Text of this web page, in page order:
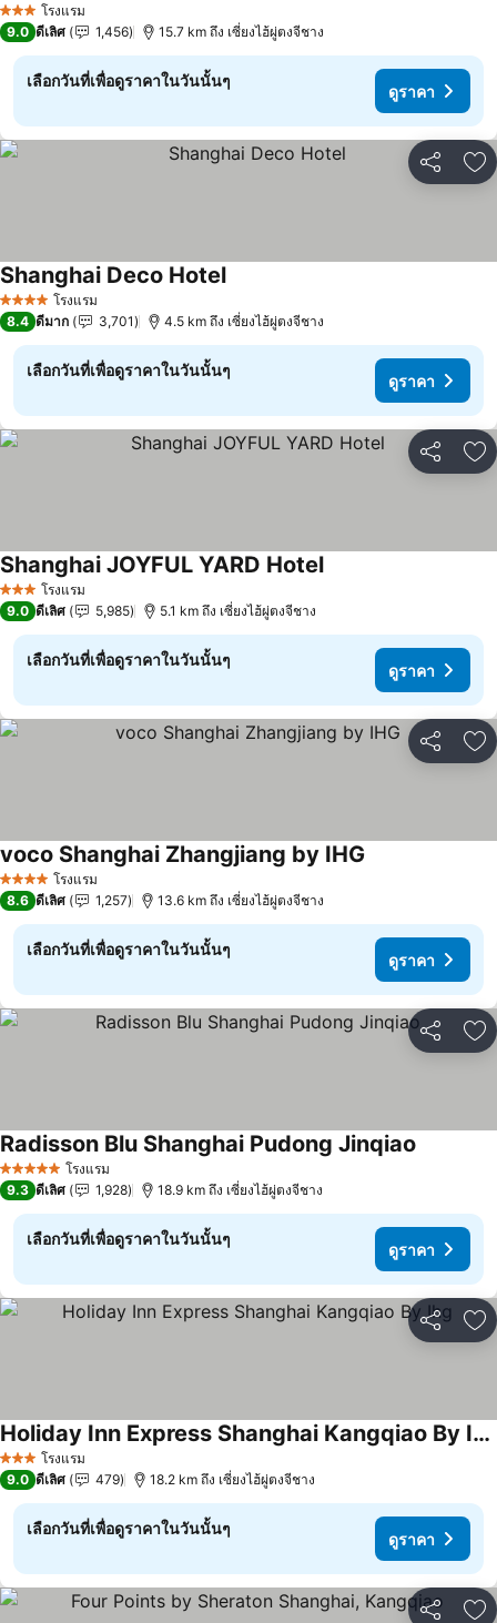
3 ดาว โรงแรม
9.0 ดีเลิศ 1,456 15.7 km ถึง เซี่ยงไฮ้ผู่ตงจีชาง
เลือกวันที่เพื่อดูราคาในวันนั้นๆ
ดูราคา
แชร์ เ
4 ดาว โรงแรม
Shanghai Deco Hotel
8.4 ดีมาก 3,701 4.5 km ถึง เซี่ยงไฮ้ผู่ตงจีชาง
เลือกวันที่เพื่อดูราคาในวันนั้นๆ
ดูราคา
แชร์ เ
3 ดาว โรงแรม
Shanghai JOYFUL YARD Hotel
9.0 ดีเลิศ 5,985 5.1 km ถึง เซี่ยงไฮ้ผู่ตงจีชาง
เลือกวันที่เพื่อดูราคาในวันนั้นๆ
ดูราคา
แชร์ เ
4 ดาว โรงแรม
voco Shanghai Zhangjiang by IHG
8.6 ดีเลิศ 1,257 13.6 km ถึง เซี่ยงไฮ้ผู่ตงจีชาง
เลือกวันที่เพื่อดูราคาในวันนั้นๆ
ดูราคา
แชร์ เ
5 ดาว โรงแรม
Radisson Blu Shanghai Pudong Jinqiao
9.3 ดีเลิศ 1,928 18.9 km ถึง เซี่ยงไฮ้ผู่ตงจีชาง
เลือกวันที่เพื่อดูราคาในวันนั้นๆ
ดูราคา
แชร์ เ
3 ดาว โรงแรม
Holiday Inn Express Shanghai Kangqiao By Ihg
9.0 ดีเลิศ 479 18.2 km ถึง เซี่ยงไฮ้ผู่ตงจีชาง
เลือกวันที่เพื่อดูราคาในวันนั้นๆ
ดูราคา